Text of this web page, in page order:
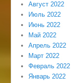
Август 2022
Июль 2022
Июнь 2022
Май 2022
Апрель 2022
Март 2022
Февраль 2022
Январь 2022